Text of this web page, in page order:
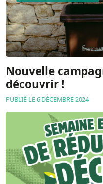
Nouvelle
découvrir !
PUBLIÉ LE 6 DÉCEMBRE 2024